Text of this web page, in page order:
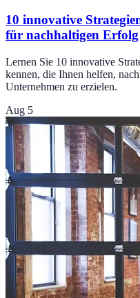
10 innovative
für nachhaltigen Erfolg
Lernen Sie 10 innovative
kennen, die Ihnen helfen,
Unternehmen zu erzielen.
Aug 5